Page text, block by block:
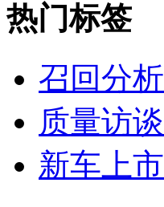
热门标签
召回分析
质量访谈
新车上市